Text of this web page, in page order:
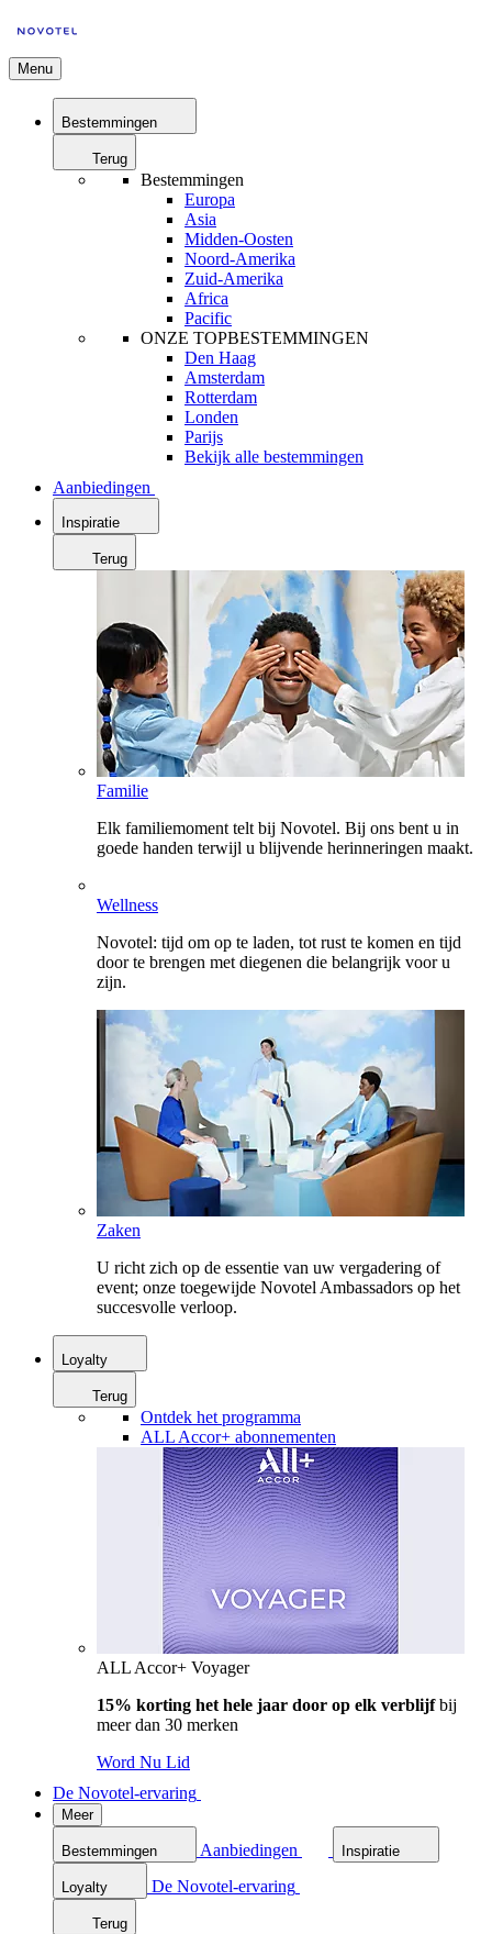
Menu
Bestemmingen
Terug
Bestemmingen
Europa
Asia
Midden-Oosten
Noord-Amerika
Zuid-Amerika
Africa
Pacific
ONZE TOPBESTEMMINGEN
Den Haag
Amsterdam
Rotterdam
Londen
Parijs
Bekijk alle bestemmingen
Aanbiedingen
Inspiratie
Terug
Familie
Elk familiemoment telt bij Novotel. Bij ons bent u in
goede handen terwijl u blijvende herinneringen maakt.
Wellness
Novotel: tijd om op te laden, tot rust te komen en tijd
door te brengen met diegenen die belangrijk voor u
zijn.
Zaken
U richt zich op de essentie van uw vergadering of
event; onze toegewijde Novotel Ambassadors op het
succesvolle verloop.
Loyalty
Terug
Ontdek het programma
ALL Accor+ abonnementen
ALL Accor+ Voyager
15% korting het hele jaar door op elk verblijfbij
meer dan 30 merken
Word Nu Lid
De Novotel-ervaring
Meer
Bestemmingen Aanbiedingen Inspiratie
Loyalty De Novotel-ervaring
Terug